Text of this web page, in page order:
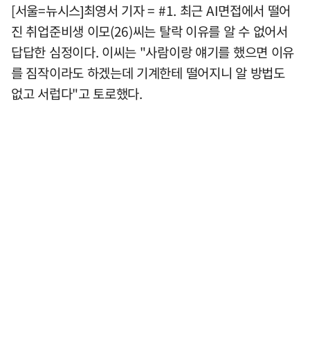
[서울=뉴시스]최영서 기자 = #1. 최근 AI면접에서 떨어
진 취업준비생 이모(26)씨는 탈락 이유를 알 수 없어서
답답한 심정이다. 이씨는 "사람이랑 얘기를 했으면 이유
를 짐작이라도 하겠는데 기계한테 떨어지니 알 방법도
없고 서럽다"고 토로했다.